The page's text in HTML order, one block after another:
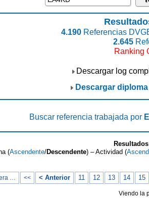
4.190Referencias
2.645
Ranking
Descargar log
Descargar
Buscar referencia trabajada por
(Ascendente/Descendente) – Actividad (
… << < Anterior 11 12 13 14 15
Viendo la